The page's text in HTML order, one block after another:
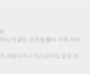
는 댓글은 관련 법률에 의해 제재
포함되거나 인신공격성 글은 관